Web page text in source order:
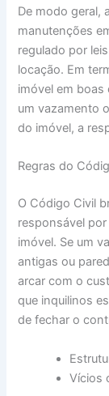
De modo geral,
manutenções
regulado por
locação. Em
imóvel em boas
um vazamento
do imóvel, a
Regras do
O Código Civil
responsável
imóvel. Se um
antigas ou
arcar com o
que inquilinos
de fechar o
Vícios